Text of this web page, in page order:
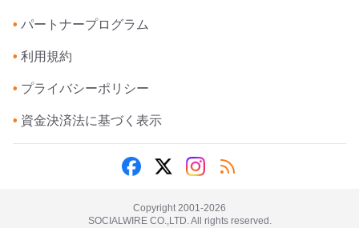
• パートナープログラム
• 利用規約
• プライバシーポリシー
• 資金決済法に基づく表示
Copyright 2001-2026
SOCIALWIRE CO.,LTD. All rights reserved.